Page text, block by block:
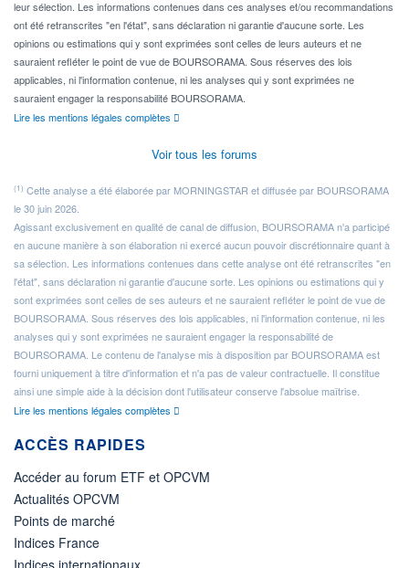
leur sélection. Les informations contenues dans ces analyses et/ou recommandations
ont été retranscrites "en l'état", sans déclaration ni garantie d'aucune sorte. Les
opinions ou estimations qui y sont exprimées sont celles de leurs auteurs et ne
sauraient refléter le point de vue de BOURSORAMA. Sous réserves des lois
applicables, ni l'information contenue, ni les analyses qui y sont exprimées ne
sauraient engager la responsabilité BOURSORAMA.
Lire les mentions légales complètes
Voir tous les forums
(1) Cette analyse a été élaborée par MORNINGSTAR et diffusée par BOURSORAMA
le 30 juin 2026.
Agissant exclusivement en qualité de canal de diffusion, BOURSORAMA n'a participé
en aucune manière à son élaboration ni exercé aucun pouvoir discrétionnaire quant à
sa sélection. Les informations contenues dans cette analyse ont été retranscrites "en
l'état", sans déclaration ni garantie d'aucune sorte. Les opinions ou estimations qui y
sont exprimées sont celles de ses auteurs et ne sauraient refléter le point de vue de
BOURSORAMA. Sous réserves des lois applicables, ni l'information contenue, ni les
analyses qui y sont exprimées ne sauraient engager la responsabilité de
BOURSORAMA. Le contenu de l'analyse mis à disposition par BOURSORAMA est
fourni uniquement à titre d'information et n'a pas de valeur contractuelle. Il constitue
ainsi une simple aide à la décision dont l'utilisateur conserve l'absolue maîtrise.
Lire les mentions légales complètes
ACCÈS RAPIDES
Accéder au forum ETF et OPCVM
Actualités OPCVM
Points de marché
Indices France